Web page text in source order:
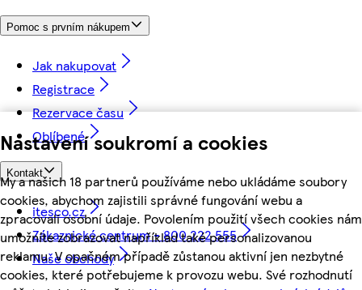
Nastavení soukromí a cookies
My a našich 18 partnerů používáme nebo ukládáme soubory
cookies, abychom zajistili správné fungování webu a
zpracovali osobní údaje. Povolením použití všech cookies nám
umožníte zobrazovat například také personalizovanou
reklamu. V opačném případě zůstanou aktivní jen nezbytné
cookies, které potřebujeme k provozu webu. Své rozhodnutí
Pomoc s prvním nákupem
Jak nakupovat
Registrace
Rezervace času
Oblíbené
Kontakt
itesco.cz
Zákaznické centrum - 800 222 555
Naše obchody